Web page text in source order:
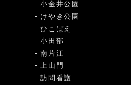
小金井公園
けやき公園
ひこばえ
小田部
南片江
上山門
訪問看護